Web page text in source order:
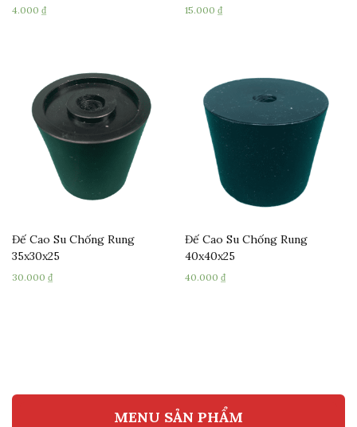
4.000 ₫ 15.000₫
Đế Cao Su Chống Rung
35x30x25
30.000 ₫
Đế Cao Su Chống Rung
40x40x25
40.000₫
MENU SẢN PHẨM